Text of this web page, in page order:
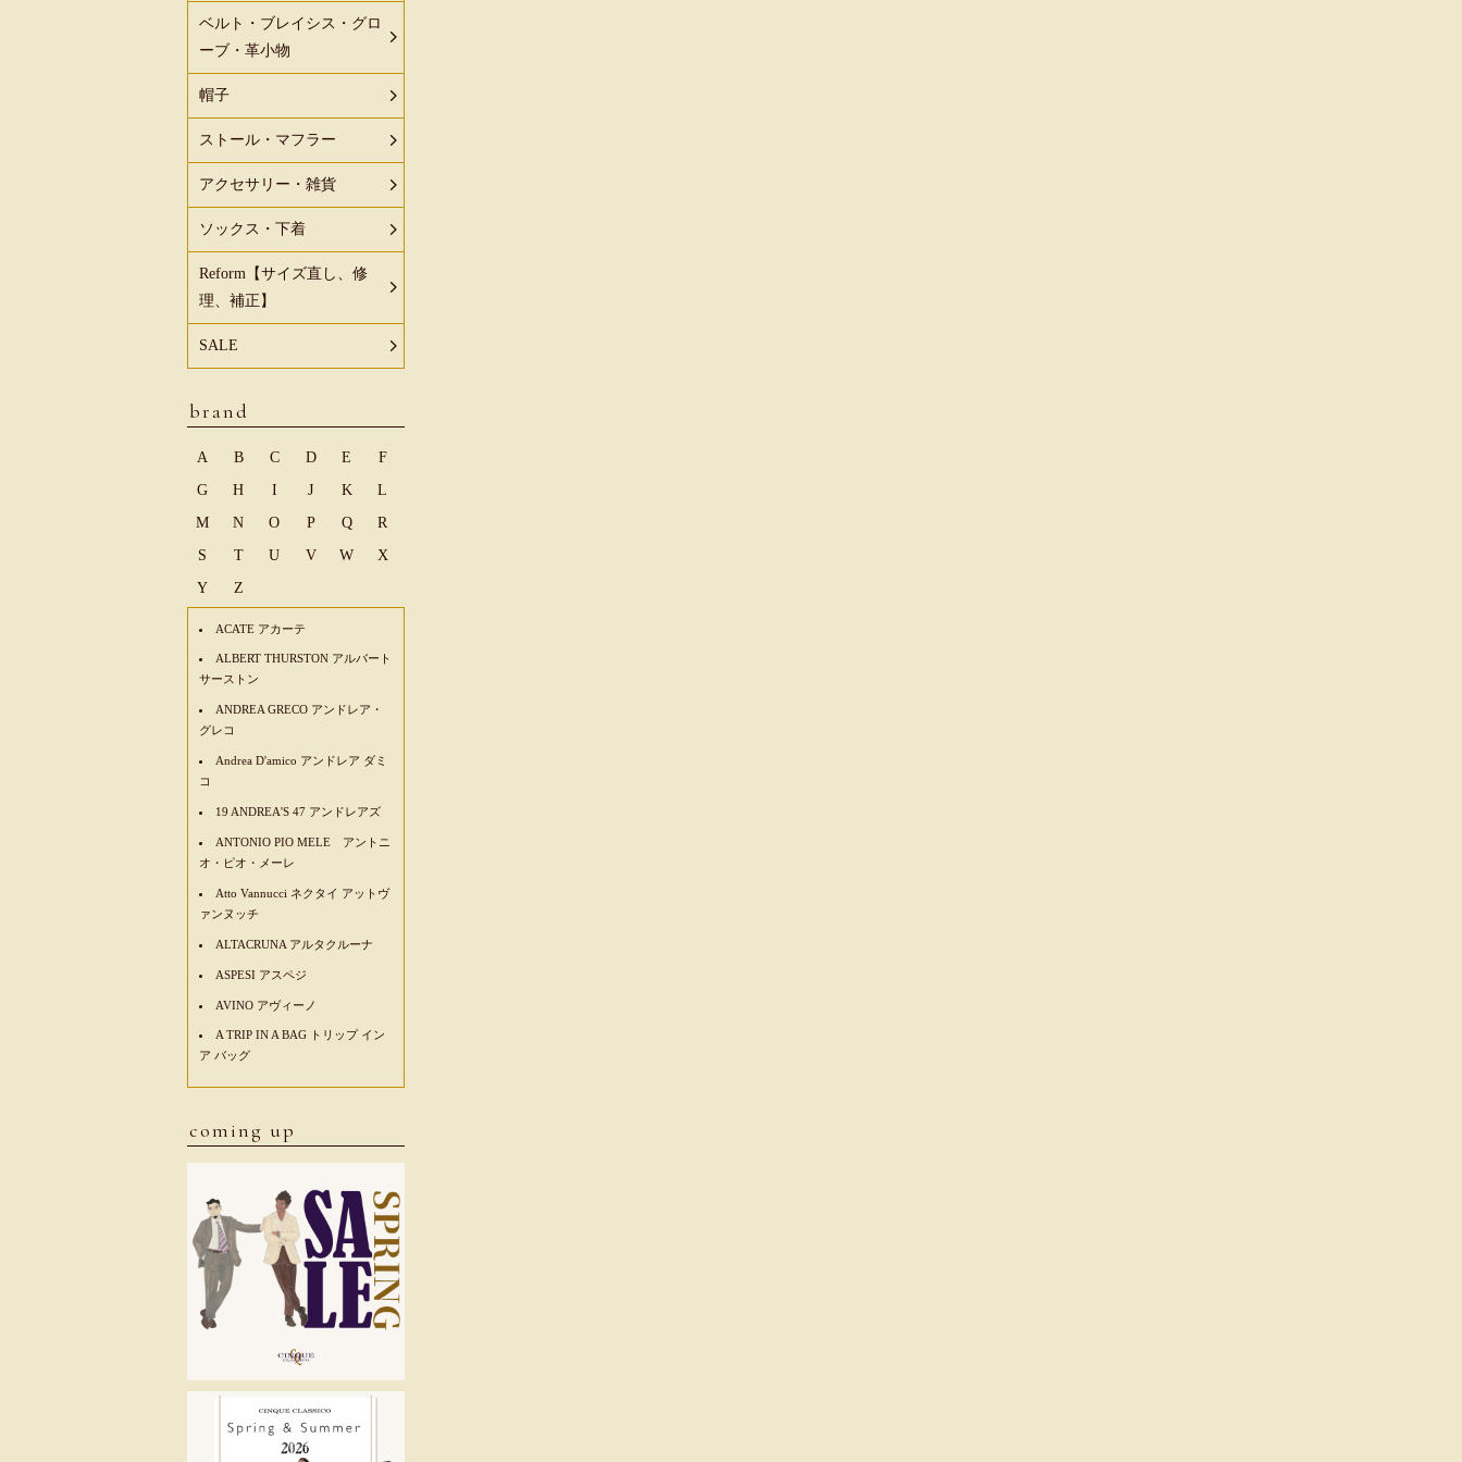
ベルト・ブレイシス・グロ
ーブ・革小物
帽子
ストール・マフラー
アクセサリー・雑貨
ソックス・下着
Reform【サイズ直し、修
理、補正】
SALE
brand
A B C D E
F
G
H I J K
L
M
N O P Q
R
S
T U V W
X
Y
Z
ACATE アカーテ
ALBERT THURSTON アルバート
サーストン
ANDREA GRECO アンドレア・
グレコ
Andrea D'amico アンドレア ダミ
コ
19 ANDREA'S 47 アンドレアズ
ANTONIO PIO MELE アントニ
オ・ピオ・メーレ
Atto Vannucci ネクタイ アットヴ
ァンヌッチ
ALTACRUNA アルタクルーナ
ASPESI アスペジ
AVINO アヴィーノ
A TRIP IN A BAG トリップ イン
ア バッグ
coming up